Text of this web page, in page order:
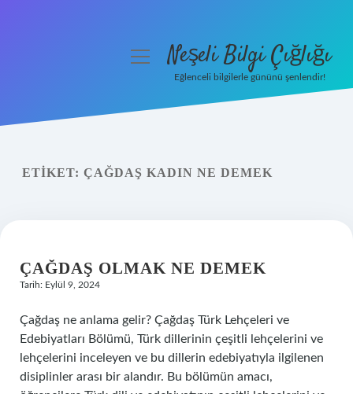
Yasal Uyarı
menüyüNeşeli Bilgi Çığlığı
Eğlenceli bilgilerle gününü şenlendir!
ETIKET: ÇAĞDAŞ KADIN NE DEMEK
ÇAĞDAŞ OLMAK NE DEMEK
Tarih: Eylül 9, 2024
Çağdaş ne anlama gelir? Çağdaş Türk Lehçeleri ve
Edebiyatları Bölümü, Türk dillerinin çeşitli lehçelerini ve
lehçelerini inceleyen ve bu dillerin edebiyatıyla ilgilenen
disiplinler arası bir alandır. Bu bölümün amacı,